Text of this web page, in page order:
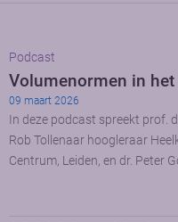
Podcast
Volumenormen in het
09 maart 2026
In deze podcast spreekt prof.
Rob Tollenaar hoogleraar
Centrum, Leiden, en dr. Peter